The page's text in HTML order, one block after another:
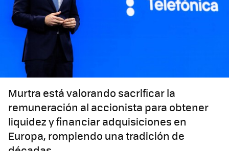
Murtra está valorando sacrificar la
remuneración al accionista para obtener
liquidez y financiar adquisiciones en
Europa, rompiendo una tradición de